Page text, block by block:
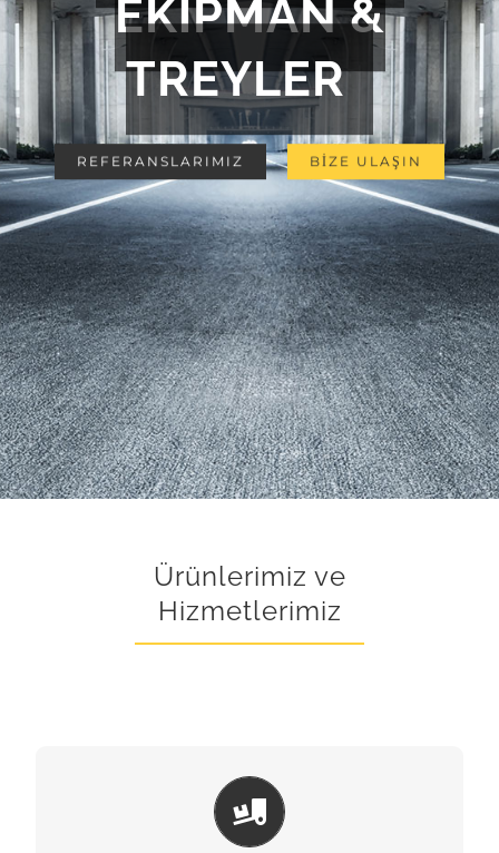
EKİPMAN &
TREYLER
REFERANSLARIMIZ BİZE ULAŞIN
Ürünlerimiz ve
Hizmetlerimiz
ARAÇ ÜSTÜ EKIPMANLAR